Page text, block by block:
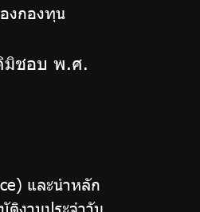
งกองทุน
มิชอบ พ.ศ.
และนำหลัก